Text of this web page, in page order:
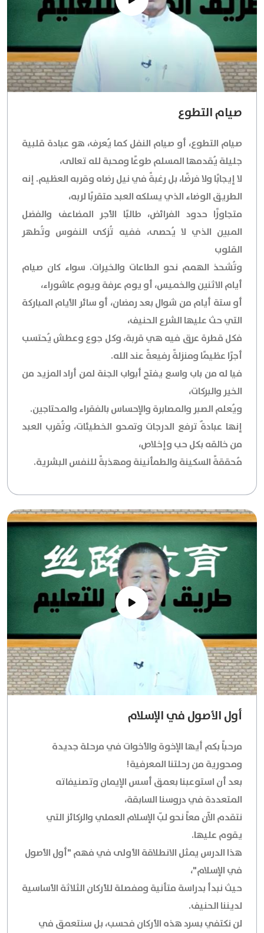
صيام التطوع
صيام التطوع، أو صيام النفل كما يُعرف، هو عبادة قلبية
جليلة يُقدمها المسلم طوعًا ومحبة لله تعالى،
لا إيجابًا ولا فرضًا، بل رغبةً في نيل رضاه وقربه العظيم. إنه
الطريق الوضاء الذي يسلكه العبد متقربًا لربه،
متجاوزًا حدود الفرائض، طالبًا الأجر المضاعف والفضل
المبين الذي لا يُحصى، ففيه تُزكى النفوس وتُطهر
القلوب
وتُشحذ الهمم نحو الطاعات والخيرات. سواء كان صيام
أيام الاثنين والخميس، أو يوم عرفة ويوم عاشوراء،
أو ستة أيام من شوال بعد رمضان، أو سائر الأيام المباركة
التي حث عليها الشرع الحنيف،
فكل قطرة عرق فيه هي قربة، وكل جوع وعطش يُحتسب
أجرًا عظيمًا ومنزلةً رفيعةً عند الله.
فيا له من باب واسع يفتح أبواب الجنة لمن أراد المزيد من
الخير والبركات،
ويُعلم الصبر والمصابرة والإحساس بالفقراء والمحتاجين.
إنها عبادةٌ ترفع الدرجات وتمحو الخطيئات، وتُقرب العبد
من خالقه بكل حب وإخلاص،
مُحققةً السكينة والطمأنينة ومهذبةً للنفس البشرية.
أول الأصول في الإسلام
مرحباً بكم أيها الإخوة والأخوات في مرحلة جديدة
ومحورية من رحلتنا المعرفية!
بعد أن استوعبنا بعمق أسس الإيمان وتصنيفاته
المتعددة في دروسنا السابقة،
نتقدم الآن معاً نحو لبّ الإسلام العملي والركائز التي
يقوم عليها.
هذا الدرس يمثل الانطلاقة الأولى في فهم "أول الأصول
في الإسلام"،
حيث نبدأ بدراسة متأنية ومفصلة للأركان الثلاثة الأساسية
لديننا الحنيف.
لن نكتفي بسرد هذه الأركان فحسب، بل سنتعمق في